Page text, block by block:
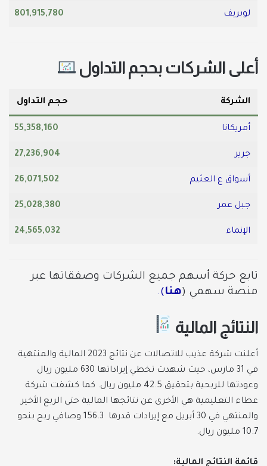
لوبريف 801,915,780
أعلى الشركات بحجم التداول
الشركة حجم التداول
أمريكانا 55,358,160
جرير 27,236,904
أسواق ع العثيم 26,071,502
جبل عمر 25,028,380
الإنماء 24,565,032
تابع حركة أسهم جميع الشركات وصفقاتها عبر
منصة سهمي (هنا).
النتائج المالية
أعلنت شركة عذيب للاتصالات عن نتائج 2023 المالية والمنتهية
في 31 مارس، حيث شهدت تخطي إيراداتها 630 مليون ريال
وعودتها للربحية بتحقيق 42.5 مليون ريال. كما كشفت شركة
عطاء التعليمية هي الأخرى عن نتائجها المالية حتى الربع الأخير
والمنتهي في 30 أبريل مع إيرادات قدرها 156.3 وصافي ربح بنحو
10.7 مليون ريال.
قائمة النتائج المالية: